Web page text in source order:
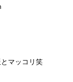
マッコリ笑